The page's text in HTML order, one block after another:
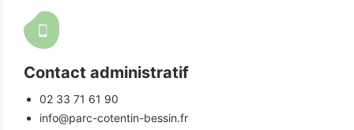
Contact administratif
02 33 71 61 90
info@parc-cotentin-bessin.fr